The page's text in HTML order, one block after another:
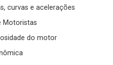
curvas e acelerações
Motoristas
do motor